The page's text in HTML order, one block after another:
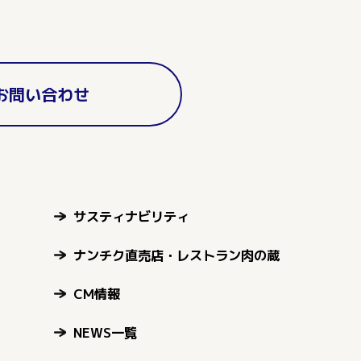
問い合わせ
サスティナビリティ
ナンチク直売店・レストラン肉の蔵
CM情報
NEWS一覧